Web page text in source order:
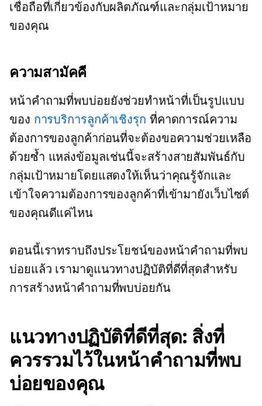
เชื่อถือที่เกี่ยวข้องกับผลิตภัณฑ์และกลุ่มเป้าหมาย
ของคุณ
ความสามัคคี
หน้าคำถามที่พบบ่อยยังช่วยทำหน้าที่เป็นรูปแบบ
ของ การบริการลูกค้าเชิงรุก ที่คาดการณ์ความ
ต้องการของลูกค้าก่อนที่จะต้องขอความช่วยเหลือ
ด้วยซ้ำ แหล่งข้อมูลเช่นนี้จะสร้างสายสัมพันธ์กับ
กลุ่มเป้าหมายโดยแสดงให้เห็นว่าคุณรู้จักและ
เข้าใจความต้องการของลูกค้าที่เข้ามายังเว็บไซต์
ของคุณดีแค่ไหน
ตอนนี้เราทราบถึงประโยชน์ของหน้าคำถามที่พบ
บ่อยแล้ว เรามาดูแนวทางปฏิบัติที่ดีที่สุดสำหรับ
การสร้างหน้าคำถามที่พบบ่อยกัน
แนวทางปฏิบัติที่ดีที่สุด: สิ่งที่
ควรรวมไว้ในหน้าคำถามที่พบ
บ่อยของคุณ